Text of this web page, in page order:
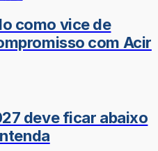
como vice de
com Acir
deve ficar abaixo